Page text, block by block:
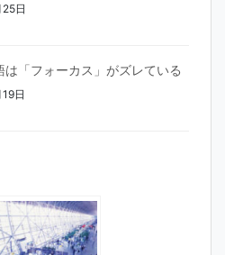
日
は「フォーカス」がズレている
日